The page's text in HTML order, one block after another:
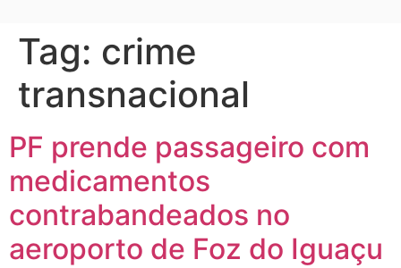
Tag: crime
transnacional
PF prende passageiro com
medicamentos
contrabandeados no
aeroporto de Foz do Iguaçu